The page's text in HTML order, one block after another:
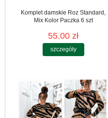
Komplet damskie Roz Standard,
Mix Kolor Paczka 6 szt
55.00 zł
szczegóły